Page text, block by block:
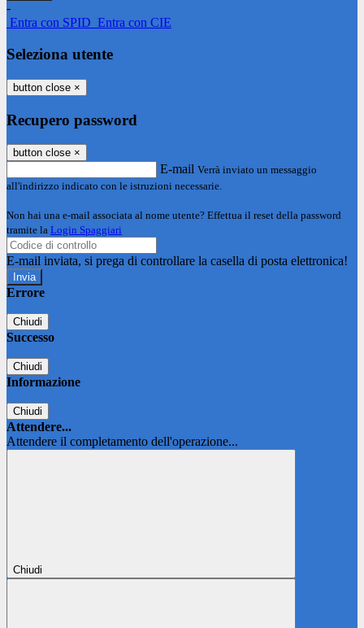
-
Entra con SPID Entra con CIE
Seleziona utente
button close ×
Recupero password
button close ×
E-mail Verrà inviato un messaggio
all'indirizzo indicato con le istruzioni necessarie.
Non hai una e-mail associata al nome utente? Effettua il reset della password
tramite la Login Spaggiari
E-mail inviata, si prega di controllare la casella di posta elettronica!
Errore
Chiudi
Successo
Chiudi
Informazione
Chiudi
Attendere...
Attendere il completamento dell'operazione...
Chiudi